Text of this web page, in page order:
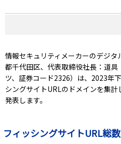
情報セキュリティメーカーのデジ
都千代田区、代表取締役社長：道
ツ、証券コード2326）は、2023年
シングサイトURLのドメインを集
発表します。
フィッシングサイトURL総